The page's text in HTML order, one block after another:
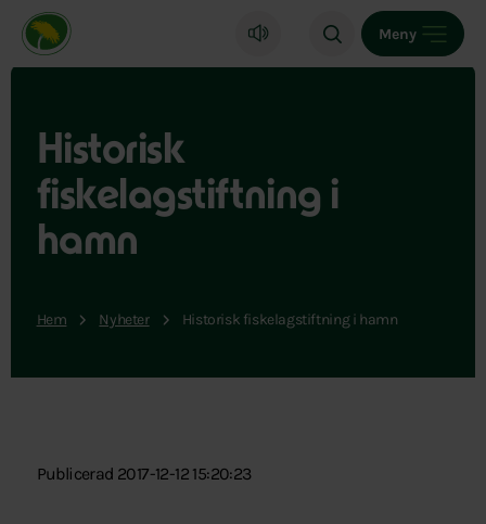
Miljöpartiet de gröna, startsida
Meny
Historisk
fiskelagstiftning i
hamn
Hem Nyheter Historisk fiskelagstiftning i hamn
Publicerad 2017-12-12 15:20:23